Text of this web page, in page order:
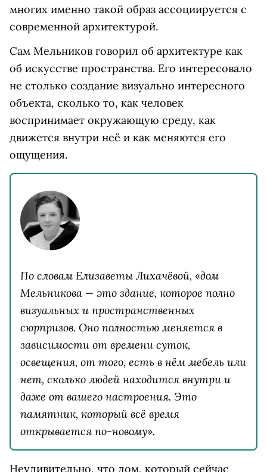
многих именно такой образ ассоциируется с
современной архитектурой.
Сам Мельников говорил об архитектуре как
об искусстве пространства. Его интересовало
не столько создание визуально интересного
объекта, сколько то, как человек
воспринимает окружающую среду, как
движется внутри неё и как меняются его
ощущения.
​По словам Елизаветы Лихачёвой, «дом
Мельникова — это здание, которое полно
визуальных и пространственных
сюрпризов. Оно полностью меняется в
зависимости от времени суток,
освещения, от того, есть в нём мебель или
нет, сколько людей находится внутри и
даже от вашего настроения. Это
памятник, который всё время
открывается по-новому».
Неудивительно, что дом, который сейчас